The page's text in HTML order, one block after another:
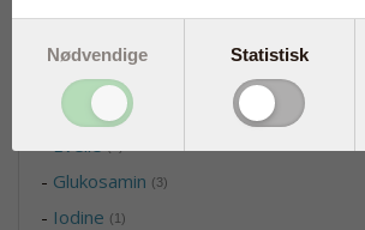
Produktkategori
Bio-Tura(1)
- Glukosamin (3)
- Iodine (1)
Nødvendige Statistisk